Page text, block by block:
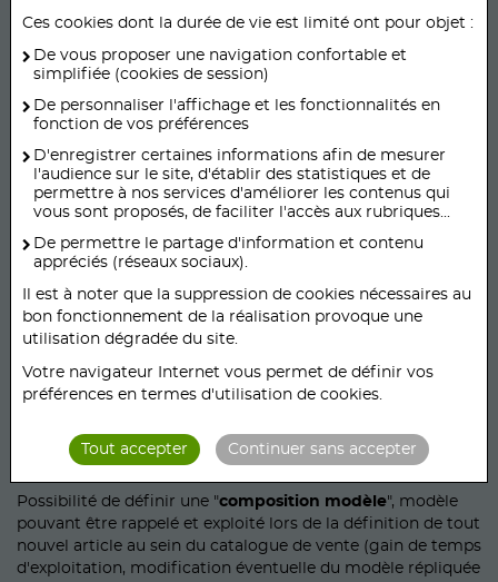
sélectionne une ou plusieurs options parmi la liste des
conditions fixées par votre établissement (limitation à deux
choix de sauces)
Possibilité de définir une "composition modèle", modèle
pouvant être rappelé et exploité lors de la définition de tout
nouvel article au sein du catalogue de vente (gain de temps
d'exploitation, modification éventuelle du modèle répliquée
Ces cookies dont la durée de vie est limité ont pour objet :
De vous proposer une navigation confortable et
simplifiée (cookies de session)
De personnaliser l'affichage et les fonctionnalités en
fonction de vos préférences
D'enregistrer certaines informations afin de mesurer
l'audience sur le site, d'établir des statistiques et de
permettre à nos services d'améliorer les contenus qui
vous sont proposés, de faciliter l'accès aux rubriques...
De permettre le partage d'information et contenu
appréciés (réseaux sociaux).
Il est à noter que la suppression de cookies nécessaires au
bon fonctionnement de la réalisation provoque une
utilisation dégradée du site.
Votre navigateur Internet vous permet de définir vos
préférences en termes d'utilisation de cookies.
Tout accepter Continuer sans accepter